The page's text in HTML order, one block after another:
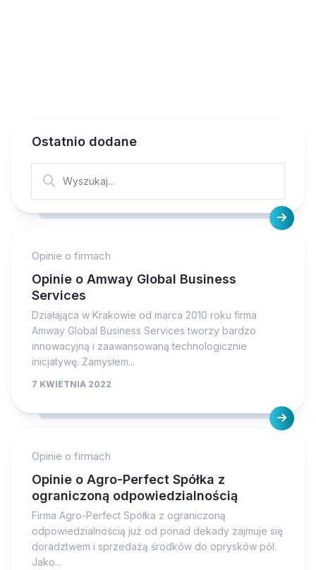
Ostatnio dodane
Opinie o firmach
Opinie o Amway Global Business
Services
Działająca w Krakowie od marca 2010 roku firma
Amway Global Business Services tworzy bardzo
innowacyjną i zaawansowaną technologicznie
inicjatywę. Zamysłem...
7 KWIETNIA 2022
Opinie o firmach
Opinie o Agro-Perfect Spółka z
ograniczoną odpowiedzialnością
Firma Agro-Perfect Spółka z ograniczoną
odpowiedzialnością już od ponad dekady zajmuje się
doradztwem i sprzedażą środków do oprysków pól.
Jako...